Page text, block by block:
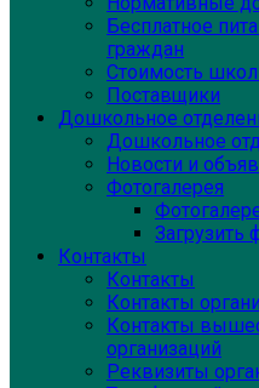
Бесплатное
граждан
Стоимость
Поставщики
Дошкольное
Дошкольное
Новости и
Фотогалерея
Загрузить
Контакты
Контакты
Контакты
Контакты
организаций
Реквизиты